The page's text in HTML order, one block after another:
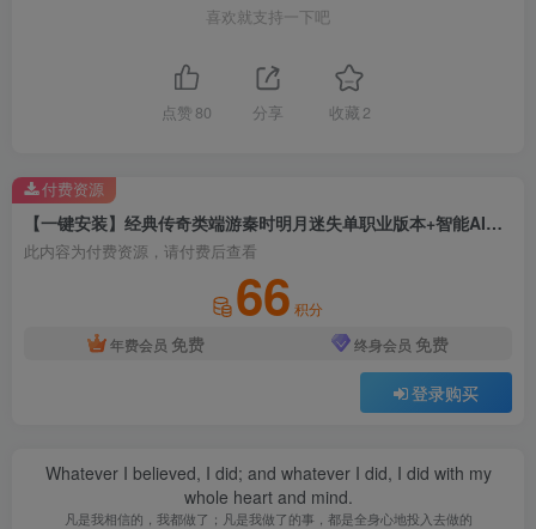
喜欢就支持一下吧
点赞 80 分享 收藏 2
【一键安装】经典传奇类端游秦时明月迷失单职业版本+智能AI假人+RMB地图+GOM引擎+配套网站+微端服务器+大量配套工具
此内容为付费资源，请付费后查看
66 积分
年费会员 免费 终身会员 免费
登录购买
付费资源
Whatever I believed, I did; and whatever I did, I did with my
whole heart and mind.
凡是我相信的，我都做了；凡是我做了的事，都是全身心地投入去做的